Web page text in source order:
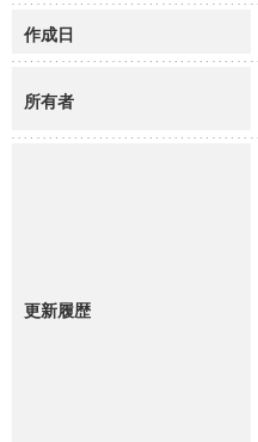
作成日
所有者
更新履歴